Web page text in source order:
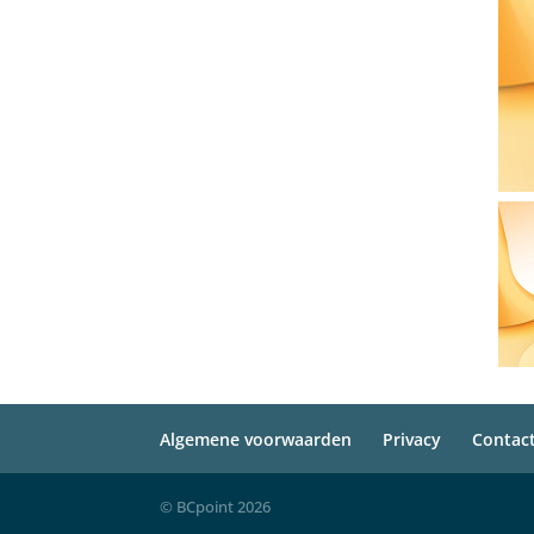
Algemene voorwaarden Privacy
© BCpoint 2026